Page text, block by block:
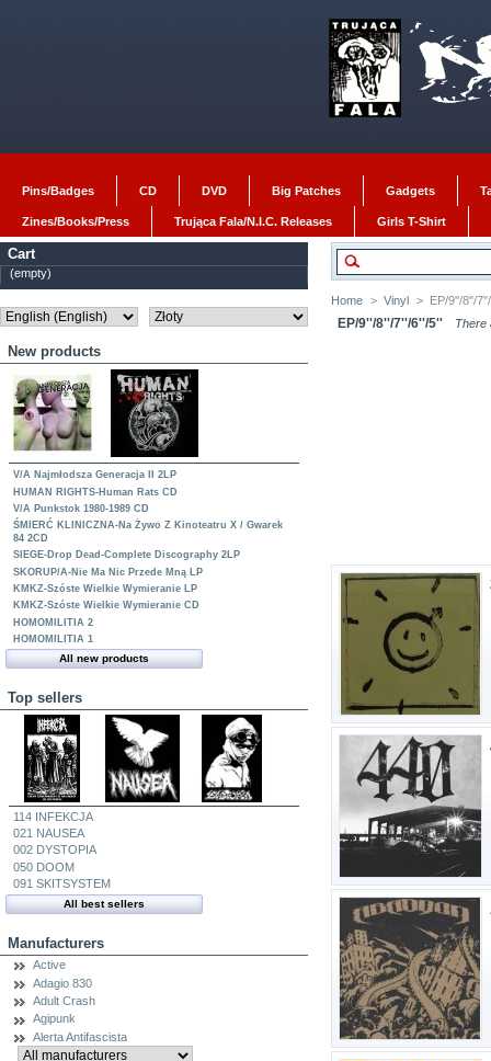
Pins/Badges CD DVD Big Patches Gadgets
Zines/Books/Press Trująca Fala/N.I.C. Releases Girls T-Shirt
Cart
(empty)
New products
V/A Najmłodsza Generacja II 2LP
HUMAN RIGHTS-Human Rats CD
V/A Punkstok 1980-1989 CD
ŚMIERĆ KLINICZNA-Na Żywo Z Kinoteatru X / Gwarek
84 2CD
SIEGE-Drop Dead-Complete Discography 2LP
SKORUP/A-Nie Ma Nic Przede Mną LP
KMKZ-Szóste Wielkie Wymieranie LP
KMKZ-Szóste Wielkie Wymieranie CD
HOMOMILITIA 2
HOMOMILITIA 1
All new products
Top sellers
114 INFEKCJA
021 NAUSEA
002 DYSTOPIA
050 DOOM
091 SKITSYSTEM
All best sellers
Manufacturers
Active
Adagio 830
Adult Crash
Agipunk
Alerta Antifascista
Home > Vinyl > EP/9''/8''/
EP/9''/8''/7''/6''/5'' There